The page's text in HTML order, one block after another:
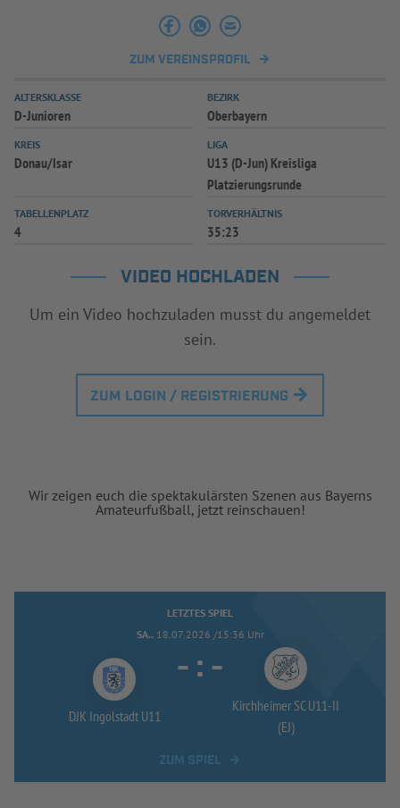
ZUM VEREINSPROFIL
ALTERSKLASSE
D-Junioren
BEZIRK
Oberbayern
KREIS
Donau/Isar
LIGA
U13 (D-Jun) Kreisliga
Platzierungsrunde
TABELLENPLATZ
4
TORVERHÄLTNIS
35:23
VIDEO HOCHLADEN
Um ein Video hochzuladen musst du angemeldet
sein.
ZUM LOGIN / REGISTRIERUNG
Wir zeigen euch die spektakulärsten Szenen aus Bayerns
Amateurfußball, jetzt reinschauen!
LETZTES SPIEL
SA.. 18.07.2026 /15:36 Uhr
DJK Ingolstadt U11
- : -
Kirchheimer SC U11-II
(EJ)